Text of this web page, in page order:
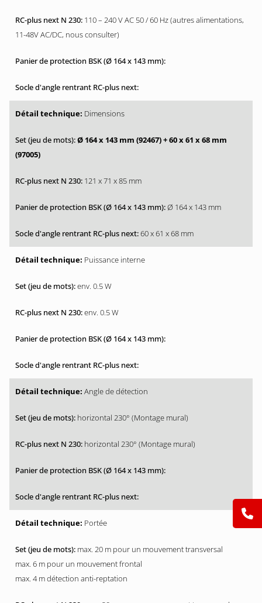
110 – 240 V AC 50 / 60 Hz (autres alimentations,
11-48V AC/DC, nous consulter)
Dimensions
Ø 164 x 143 mm (92467)+ 60 x 61 x 68 mm
(97005)
121 x 71 x 85 mm
Ø 164 x 143 mm
60 x 61 x 68 mm
Puissance interne
env. 0.5 W
env. 0.5 W
Angle de détection
horizontal 230° (Montage mural)
horizontal 230° (Montage mural)
Portée
max. 20 m pour un mouvement transversal
max. 6 m pour un mouvement frontal
max. 4 m détection anti-reptation